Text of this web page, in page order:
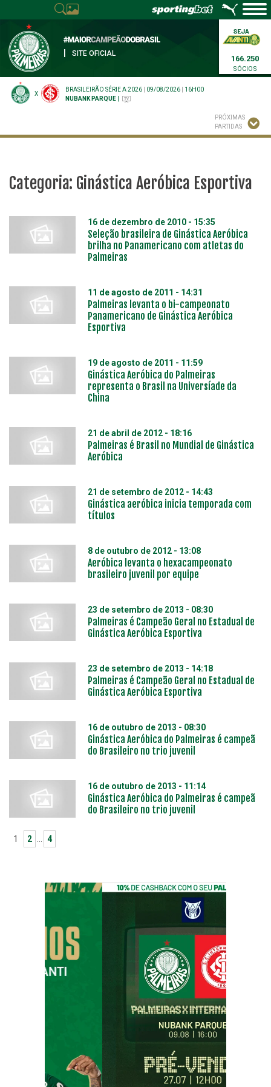
SITE OFICIAL
166.250
SÓCIOS
X
BRASILEIRÃO SÉRIE A 2026 09/08/2026
16H00
NUBANK PARQUE
PRÓXIMAS
PARTIDAS
Categoria: Ginástica Aeróbica Esportiva
16 de dezembro de 2010 - 15:35
Seleção brasileira de Ginástica Aeróbica
brilha no Panamericano com atletas do
Palmeiras
11 de agosto de 2011 - 14:31
Palmeiras levanta o bi-campeonato
Panamericano de Ginástica Aeróbica
Esportiva
19 de agosto de 2011 - 11:59
Ginástica Aeróbica do Palmeiras
representa o Brasil na Universíade da
China
21 de abril de 2012 - 18:16
Palmeiras é Brasil no Mundial de Ginástica
Aeróbica
21 de setembro de 2012 - 14:43
Ginástica aeróbica inicia temporada com
títulos
8 de outubro de 2012 - 13:08
Aeróbica levanta o hexacampeonato
brasileiro juvenil por equipe
23 de setembro de 2013 - 08:30
Palmeiras é Campeão Geral no Estadual de
Ginástica Aeróbica Esportiva
23 de setembro de 2013 - 14:18
Palmeiras é Campeão Geral no Estadual de
Ginástica Aeróbica Esportiva
16 de outubro de 2013 - 08:30
Ginástica Aeróbica do Palmeiras é campeã
do Brasileiro no trio juvenil
16 de outubro de 2013 - 11:14
Ginástica Aeróbica do Palmeiras é campeã
do Brasileiro no trio juvenil
1 2 4